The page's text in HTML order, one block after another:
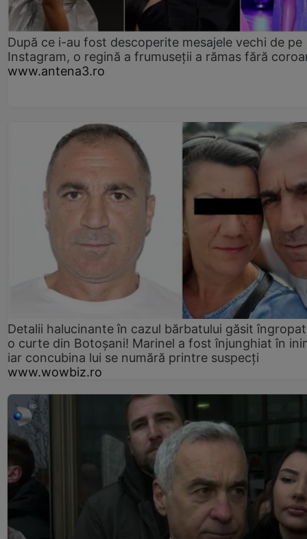
După ce i-au fost descoperite mesajele vechi de pe
Instagram, o regină a frumuseții a rămas fără
www.antena3.ro
Detalii halucinante în cazul bărbatului găsit
o curte din Botoșani! Marinel a fost înjunghiat în
iar concubina lui se numără printre suspecți
www.wowbiz.ro